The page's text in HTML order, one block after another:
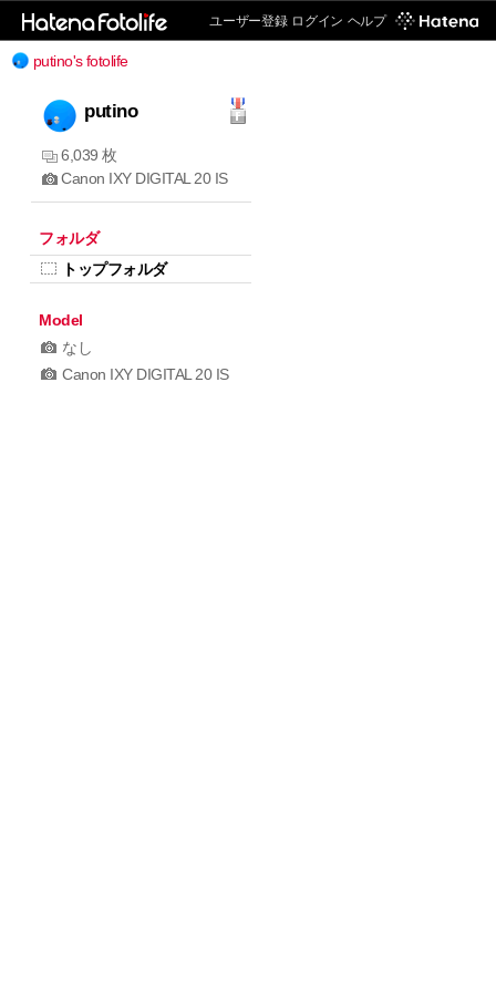
ユーザー登録 ログイン ヘルプ
putino's fotolife
putino
6,039 枚
Canon IXY DIGITAL 20 IS
フォルダ
トップフォルダ
Model
なし
Canon IXY DIGITAL 20 IS